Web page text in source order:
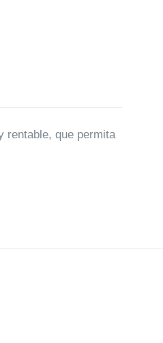
rentable, que permita